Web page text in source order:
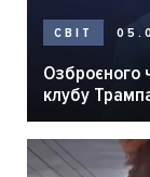
СВІТ
Озброєного
клубу